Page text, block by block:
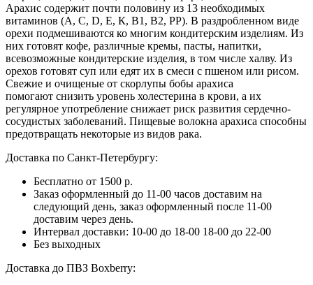
Арахис содержит почти половину из 13 необходимых
витаминов (А, С, D, Е, К, В1, В2, РР). В раздробленном виде
орехи подмешиваются ко многим кондитерским изделиям. Из
них готовят кофе, различные кремы, пасты, напитки,
всевозможные кондитерские изделия, в том числе халву. Из
орехов готовят суп или едят их в смеси с пшеном или рисом.
Свежие и очищеные от скорлупы бобы арахиса
помогают снизить уровень холестерина в крови, а их
регулярное употребление снижает риск развития сердечно-
сосудистых заболеваний. Пищевые волокна арахиса способны
предотвращать некоторые из видов рака.
Доставка по Санкт-Петербургу:
Бесплатно от 1500 р.
Заказ оформленный до 11-00 часов доставим на
следующий день, заказ оформленный после 11-00
доставим через день.
Интервал доставки: 10-00 до 18-00 18-00 до 22-00
Без выходных
Доставка до ПВЗ Boxberry: